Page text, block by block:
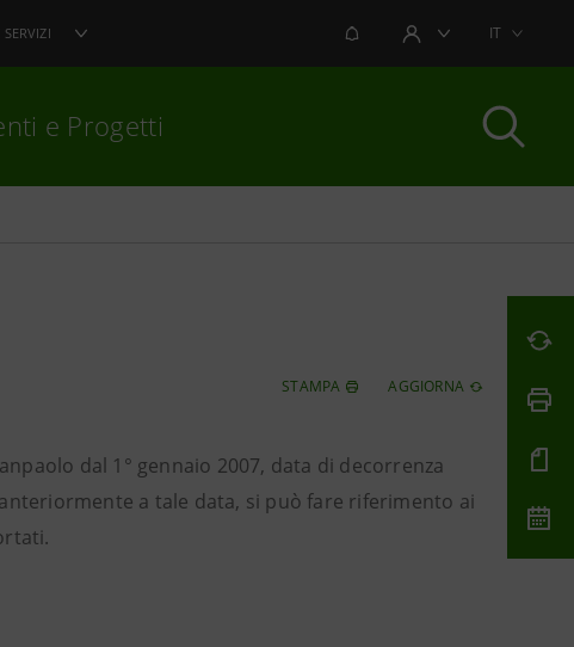
NOTIFICHEAREA UTENTEIT
e Progetti
STAMPA AGGIORNA
dal 1° gennaio 2007, data di decorrenza
a tale data, si può fare riferimento ai